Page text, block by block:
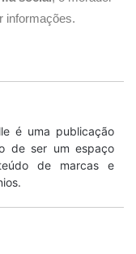
informações.
é uma publicação
de ser um espaço
de marcas e